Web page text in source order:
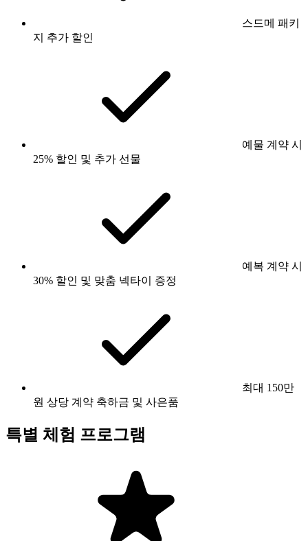
스드메 패키
지 추가 할인
예물 계약 시
25% 할인 및 추가 선물
예복 계약 시
30% 할인 및 맞춤 넥타이 증정
최대 150만
원 상당 계약 축하금 및 사은품
특별 체험 프로그램